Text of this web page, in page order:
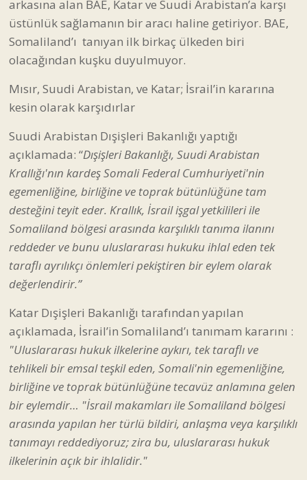
arkasına alan BAE, Katar ve Suudi Arabistan’a karşı
üstünlük sağlamanın bir aracı haline getiriyor. BAE,
Somaliland’ı tanıyan ilk birkaç ülkeden biri
olacağından kuşku duyulmuyor.
Mısır, Suudi Arabistan, ve Katar; İsrail’in kararına
kesin olarak karşıdırlar
Suudi Arabistan Dışişleri Bakanlığı yaptığı
açıklamada: “Dışişleri Bakanlığı, Suudi Arabistan
Krallığı'nın kardeş Somali Federal Cumhuriyeti'nin
egemenliğine, birliğine ve toprak bütünlüğüne tam
desteğini teyit eder. Krallık, İsrail işgal yetkilileri ile
Somaliland bölgesi arasında karşılıklı tanıma ilanını
reddeder ve bunu uluslararası hukuku ihlal eden tek
taraflı ayrılıkçı önlemleri pekiştiren bir eylem olarak
değerlendirir.”
Katar Dışişleri Bakanlığı tarafından yapılan
açıklamada, İsrail’in Somaliland’ı tanımam kararını :
"Uluslararası hukuk ilkelerine aykırı, tek taraflı ve
tehlikeli bir emsal teşkil eden, Somali'nin egemenliğine,
birliğine ve toprak bütünlüğüne tecavüz anlamına gelen
bir eylemdir… "İsrail makamları ile Somaliland bölgesi
arasında yapılan her türlü bildiri, anlaşma veya karşılıklı
tanımayı reddediyoruz; zira bu, uluslararası hukuk
ilkelerinin açık bir ihlalidir."